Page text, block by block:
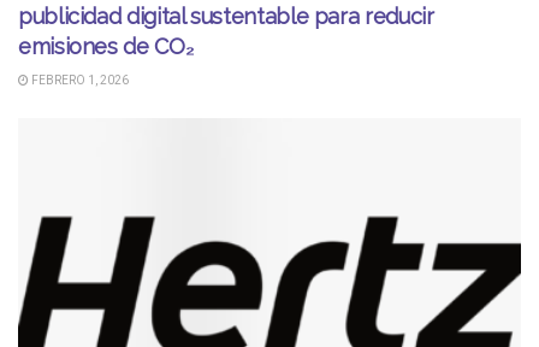
publicidad digital sustentable para reducir
emisiones de CO₂
FEBRERO 1, 2026